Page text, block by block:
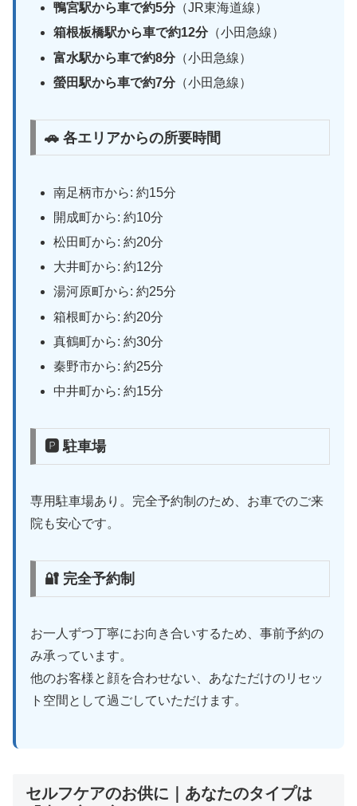
鴨宮駅から車で約5分（JR東海道線）
箱根板橋駅から車で約12分（小田急線）
富水駅から車で約8分（小田急線）
螢田駅から車で約7分（小田急線）
🚗 各エリアからの所要時間
南足柄市から: 約15分
開成町から: 約10分
松田町から: 約20分
大井町から: 約12分
湯河原町から: 約25分
箱根町から: 約20分
真鶴町から: 約30分
秦野市から: 約25分
中井町から: 約15分
🅿 駐車場
専用駐車場あり。完全予約制のため、お車でのご来
院も安心です。
🔐 完全予約制
お一人ずつ丁寧にお向き合いするため、事前予約の
み承っています。
他のお客様と顔を合わせない、あなただけのリセッ
ト空間として過ごしていただけます。
セルフケアのお供に｜あなたのタイプは